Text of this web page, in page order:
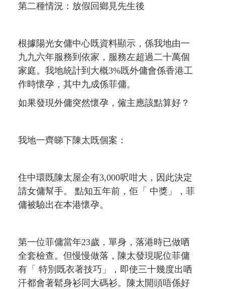
第二種情況：放假回鄉見先生後
根據陽光女傭中心既資料顯示，係我地由一
九九六年服務到依家，服務左超過二十萬個
家庭。我地統計到大概3%既外傭會係香港工
作時懷孕，其中九成係菲傭。
如果發現外傭突然懷孕，僱主應該點算好？
我地一齊睇下陳太既個案：
住中環既陳太屋企有3,000呎咁大，因此決定
請女傭幫手。 點知五年前，佢「 中獎」，菲
傭被驗出在本港懷孕。
第一位菲傭當年23歲，單身，落港時已做哂
全套檢查。但慢慢做落，陳太發現呢位菲傭
有「 特別既衣著技巧」，即使三十幾度出哂
汗都會著鬆身衫同大碼衫。陳太開頭唔係好